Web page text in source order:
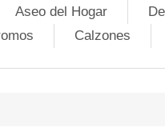
Aseo del Hogar
Calzones